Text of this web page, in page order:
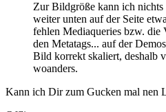
Zur Bildgröße kann ich nichts
weiter unten auf der Seite
fehlen Mediaqueries bzw.
den Metatags... auf der
Bild korrekt skaliert, deshalb
woanders.
Kann ich Dir zum Gucken mal nen